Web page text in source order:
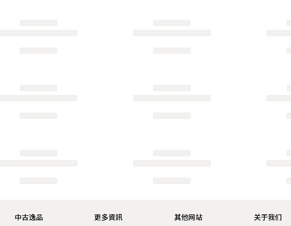
中古逸品 更多資訊 其他网站 关于我们